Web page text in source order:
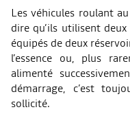
Les véhicules roulant
dire qu’ils utilisent
équipés de deux
l’essence ou, plus
alimenté
démarrage, c’est
sollicité.